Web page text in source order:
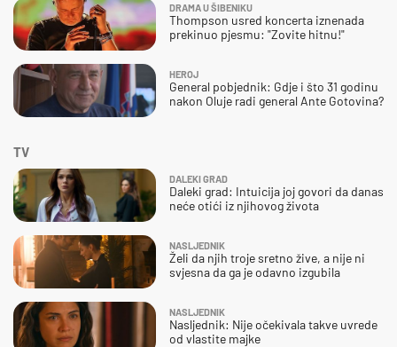
DRAMA U ŠIBENIKU
Thompson usred koncerta iznenada
prekinuo pjesmu: "Zovite hitnu!"
HEROJ
General pobjednik: Gdje i što 31 godinu
nakon Oluje radi general Ante Gotovina?
TV
DALEKI GRAD
Daleki grad: Intuicija joj govori da danas
neće otići iz njihovog života
NASLJEDNIK
Želi da njih troje sretno žive, a nije ni
svjesna da ga je odavno izgubila
NASLJEDNIK
Nasljednik: Nije očekivala takve uvrede
od vlastite majke